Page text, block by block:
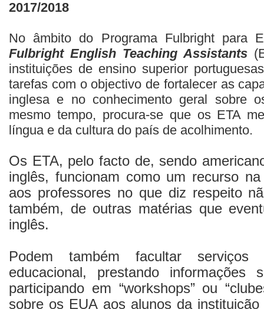
2017/2018
No âmbito do Programa Fulbright para
Fulbright English Teaching Assistants
instituições de ensino superior
tarefas com o objectivo de fortalecer as
inglesa e no conhecimento geral sobre
mesmo tempo, procura-se que os ETA
língua e da cultura do país de acolhimento.
Os ETA, pelo facto de, sendo
inglês, funcionam como um recurso
aos professores no que diz respeito
também, de outras matérias que
inglês.
Podem também facultar serviços
educacional, prestando
participando em “workshops” ou
sobre os EUA aos alunos da